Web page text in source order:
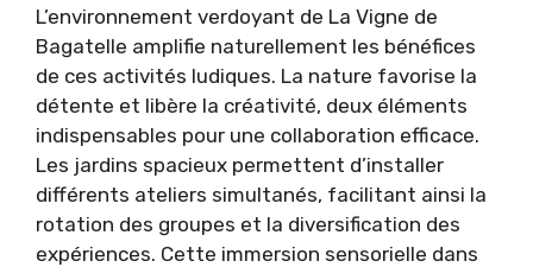
L’environnement verdoyant de La Vigne de
Bagatelle amplifie naturellement les bénéfices
de ces activités ludiques. La nature favorise la
détente et libère la créativité, deux éléments
indispensables pour une collaboration efficace.
Les jardins spacieux permettent d’installer
différents ateliers simultanés, facilitant ainsi la
rotation des groupes et la diversification des
expériences. Cette immersion sensorielle dans